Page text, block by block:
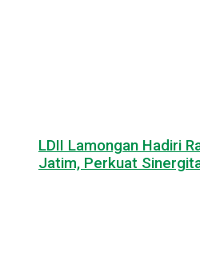
LDII Lamongan Hadiri
Jatim, Perkuat